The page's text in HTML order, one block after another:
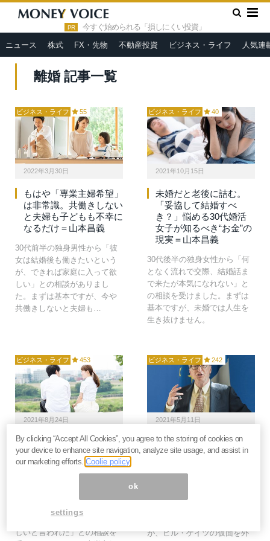
PR 今すぐ始められる「損しにくい投資」
ニュース 株式 FX・先物 不動産投資 ビジネス・ライフ 人気連
HOME » 離婚
離婚 記事一覧
ビジネス・ライフ 55
2022年3月30日
もはや「専業主婦希望」
は非常識。共働きしない
と夫婦も子どもも不幸に
なるだけ＝山本昌義
30代前半の独身男性から「彼
女は結婚後も働きたいという
が、できれば家庭に入って欲
しい」との相談がありまし
た。まずは基本ですが、今や
共働きしないと夫婦も…
ビジネス・ライフ 40
2021年10月15日
未婚だと老後に詰む。
「妥協して結婚すべ
き？」悩める30代婚活
女子が知るべき“お金”の
現実＝山本昌義
30代後半の独身女性から「何
となく流れで交際、結婚話ま
で来たが本気になれない」と
の相談を受けました。まずは
基本ですが、未婚では人生を
生き抜けません。
ビジネス・ライフ 453
2021年8月24日
共働きしか勝たん。「結
婚するなら専業主婦」に
こだわる30代女子が10
年後不幸になるワケ＝山
30代前半の独身女性から「彼
から結婚しても共働きしてほ
しいと言われた」との相談を
ビジネス・ライフ 242
2021年5月11日
ビル・ゲイツ離婚の真
相。婚前から続く女性関
に我慢の限界＝浜田和幸
が、ビル・ゲイツの仮面を外
By clicking “Accept All Cookies”, you agree to the storing of cookies on
your device to enhance site navigation, analyze site usage, and assist in
our marketing efforts.Coolie policy
ok
settings